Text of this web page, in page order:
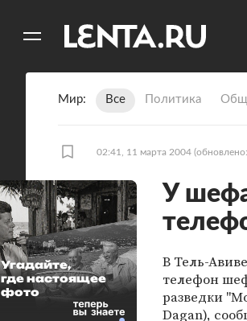
Мир Все Политика
02:41, 11 марта 2004
У
В Тель-
телефон
разведки
Dagan),
Угадайте,
где настоящее
фото